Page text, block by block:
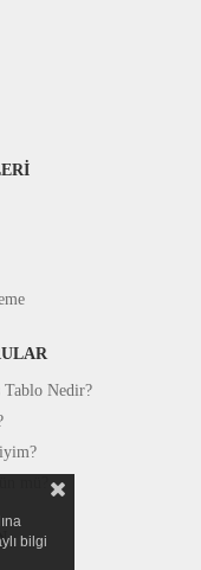
Tablo Nedir?
bilgi